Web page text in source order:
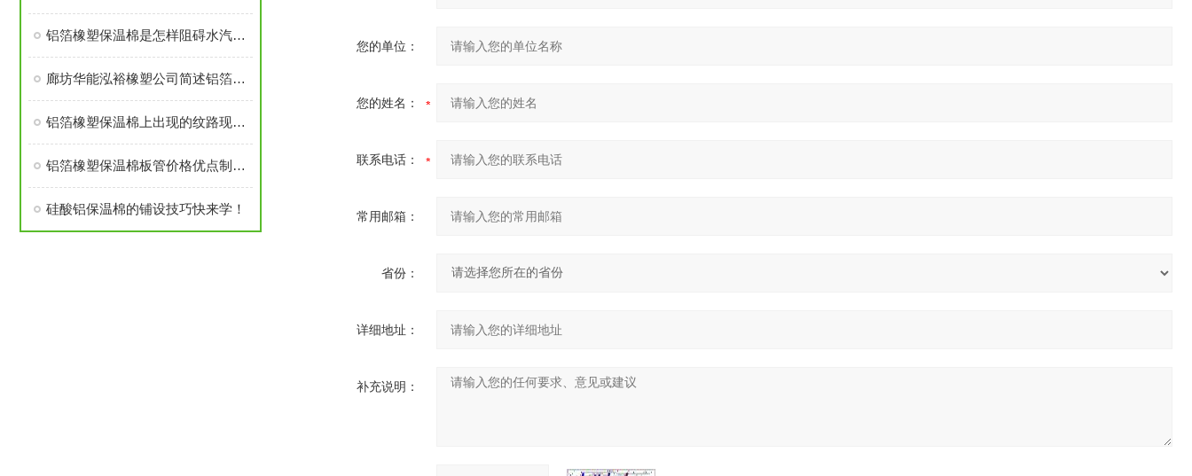
铝箔橡塑保温棉是怎样阻碍水汽渗入的？
廊坊华能泓裕橡塑公司简述铝箔橡塑保温棉主要分类及性能优点
铝箔橡塑保温棉上出现的纹路现象探讨
铝箔橡塑保温棉板管价格优点制作工艺
硅酸铝保温棉的铺设技巧快来学！
您的单位：
您的姓名：
联系电话：
常用邮箱：
省份：
详细地址：
补充说明：